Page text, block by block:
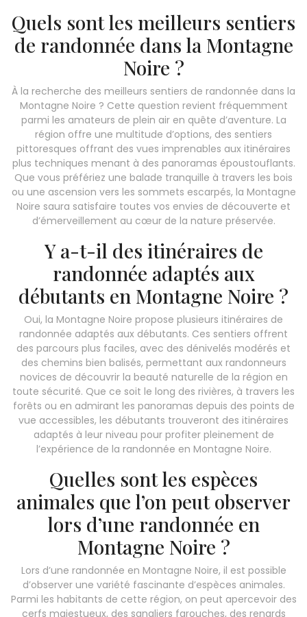
Quels sont les meilleurs sentiers
de randonnée dans la Montagne
Noire ?
À la recherche des meilleurs sentiers de randonnée dans la
Montagne Noire ? Cette question revient fréquemment
parmi les amateurs de plein air en quête d’aventure. La
région offre une multitude d’options, des sentiers
pittoresques offrant des vues imprenables aux itinéraires
plus techniques menant à des panoramas époustouflants.
Que vous préfériez une balade tranquille à travers les bois
ou une ascension vers les sommets escarpés, la Montagne
Noire saura satisfaire toutes vos envies de découverte et
d’émerveillement au cœur de la nature préservée.
Y a-t-il des itinéraires de
randonnée adaptés aux
débutants en Montagne Noire ?
Oui, la Montagne Noire propose plusieurs itinéraires de
randonnée adaptés aux débutants. Ces sentiers offrent
des parcours plus faciles, avec des dénivelés modérés et
des chemins bien balisés, permettant aux randonneurs
novices de découvrir la beauté naturelle de la région en
toute sécurité. Que ce soit le long des rivières, à travers les
forêts ou en admirant les panoramas depuis des points de
vue accessibles, les débutants trouveront des itinéraires
adaptés à leur niveau pour profiter pleinement de
l’expérience de la randonnée en Montagne Noire.
Quelles sont les espèces
animales que l’on peut observer
lors d’une randonnée en
Montagne Noire ?
Lors d’une randonnée en Montagne Noire, il est possible
d’observer une variété fascinante d’espèces animales.
Parmi les habitants de cette région, on peut apercevoir des
cerfs majestueux, des sangliers farouches, des renards